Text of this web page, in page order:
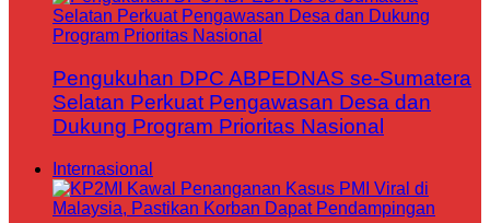
Pengukuhan DPC ABPEDNAS se-Sumatera
Selatan Perkuat Pengawasan Desa dan
Dukung Program Prioritas Nasional
Internasional